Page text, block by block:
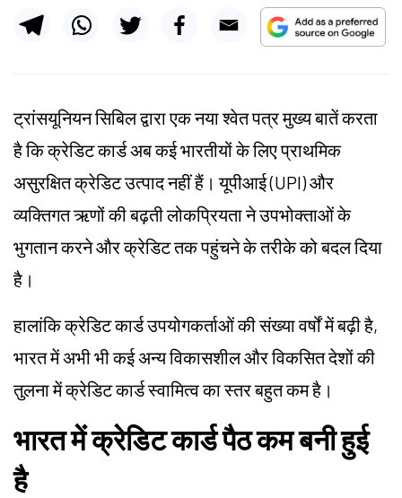
ट्रांसयूनियन सिबिल द्वारा एक नया श्वेत पत्र मुख्य बातें करता
है कि क्रेडिट कार्ड अब कई भारतीयों के लिए प्राथमिक
असुरक्षित क्रेडिट उत्पाद नहीं हैं। यूपीआई (UPI) और
व्यक्तिगत ऋणों की बढ़ती लोकप्रियता ने उपभोक्ताओं के
भुगतान करने और क्रेडिट तक पहुंचने के तरीके को बदल दिया
है।
हालांकि क्रेडिट कार्ड उपयोगकर्ताओं की संख्या वर्षों में बढ़ी है,
भारत में अभी भी कई अन्य विकासशील और विकसित देशों की
तुलना में क्रेडिट कार्ड स्वामित्व का स्तर बहुत कम है।
भारत में क्रेडिट कार्ड पैठ कम बनी हुई
है